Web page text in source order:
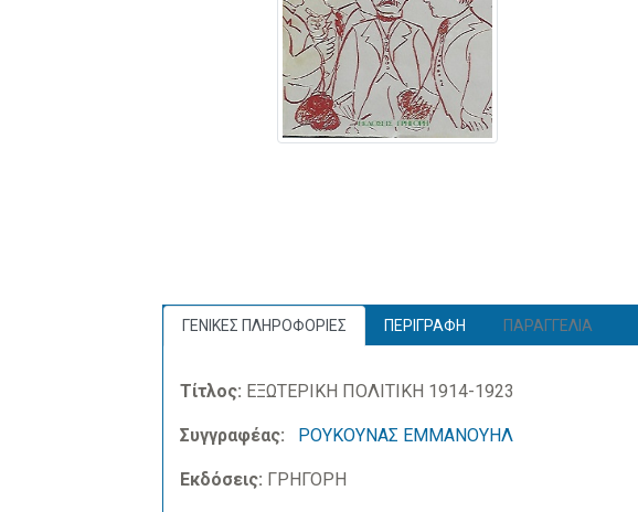
ΓΕΝΙΚΕΣ ΠΛΗΡΟΦΟΡΙΕΣ ΠΕΡΙΓΡΑΦΗ ΠΑΡΑΓΓΕΛΙΑ
Τίτλος: ΕΞΩΤΕΡΙΚΗ ΠΟΛΙΤΙΚΗ 1914-1923
Συγγραφέας: ΡΟΥΚΟΥΝΑΣ ΕΜΜΑΝΟΥΗΛ
Εκδόσεις: ΓΡΗΓΟΡΗ